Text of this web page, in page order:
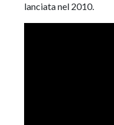
lanciata nel 2010.